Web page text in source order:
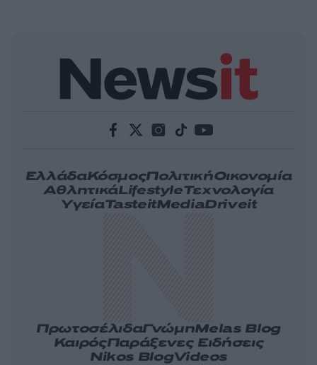
ΕλλάδαΚόσμοςΠολιτικήΟικονομία
ΑθλητικάLifestyleΤεχνολογία
ΥγείαTasteitMediaDriveit
ΠρωτοσέλιδαΓνώμηMelas Blog
ΚαιρόςΠαράξενες Ειδήσεις
Nikos BlogVideos